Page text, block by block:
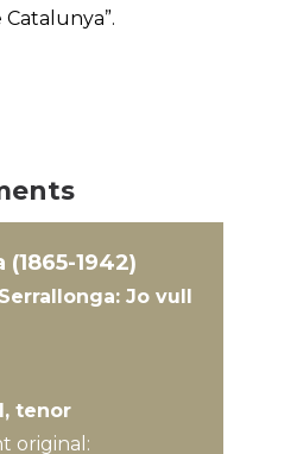
1942)
Jo vull
tenor
original: